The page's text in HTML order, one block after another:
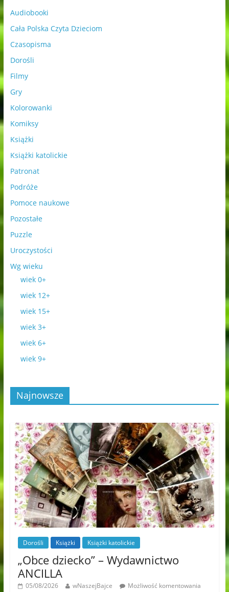
Audiobooki
Cała Polska Czyta Dzieciom
Czasopisma
Dorośli
Filmy
Gry
Kolorowanki
Komiksy
Książki
Książki katolickie
Patronat
Podróże
Pomoce naukowe
Pozostałe
Puzzle
Uroczystości
Wg wieku
wiek 0+
wiek 12+
wiek 15+
wiek 3+
wiek 6+
wiek 9+
Najnowsze
Dorośli Książki Książki katolickie
„Obce dziecko” – Wydawnictwo
ANCILLA
05/08/2026 wNaszejBajce
Możliwość komentowania